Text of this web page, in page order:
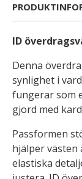
ID
Denna
synlighet i
fungerar som
gjord med
Passformen
hjälper
elastiska